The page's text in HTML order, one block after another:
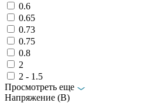
0.6
0.65
0.73
0.75
0.8
2
2 - 1.5
Просмотреть еще
Напряжение (В)